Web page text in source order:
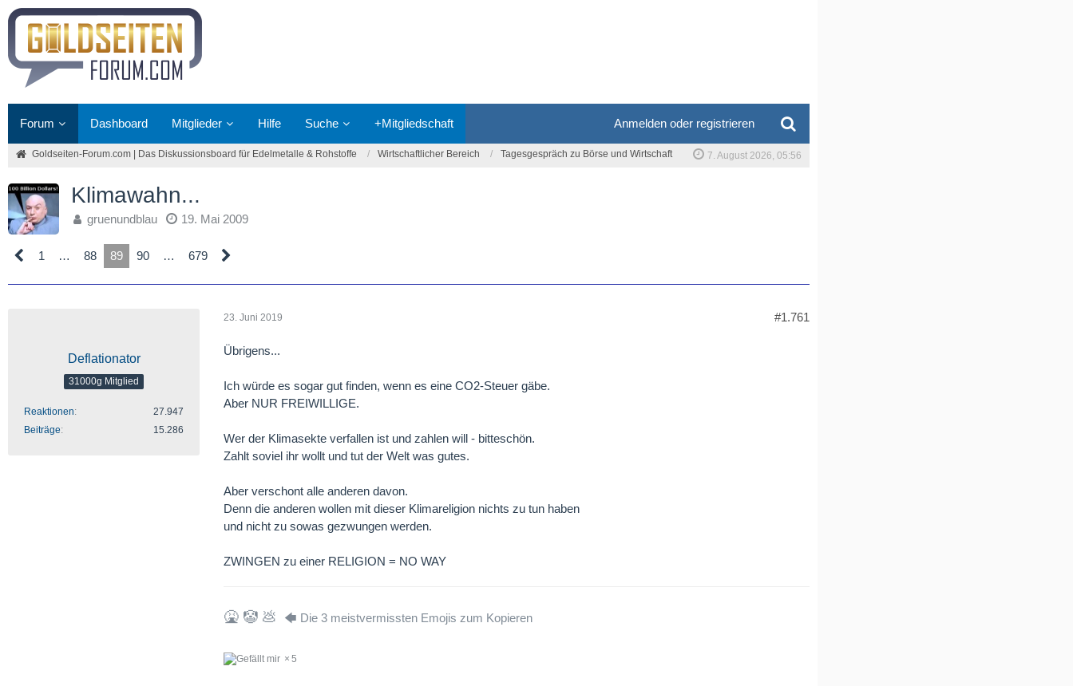
Forum Dashboard Mitglieder Hilfe Suche +Mitgliedschaft Anmelden oder registrieren
Goldseiten-Forum.com | Das Diskussionsboard für Edelmetalle & Rohstoffe Wirtschaftlicher Bereich Tagesgespräch zu Börse und Wirtschaft 7. August 2026, 05:56
Klimawahn...
gruenundblau 19. Mai 2009
1 … 88 89 90 … 679
Deflationator
31000g Mitglied
Reaktionen
27.947
Beiträge
15.286
23. Juni 2019 #1.761
Übrigens...
Ich würde es sogar gut finden, wenn es eine CO2-Steuer gäbe.
Aber NUR FREIWILLIGE.
Wer der Klimasekte verfallen ist und zahlen will - bitteschön.
Zahlt soviel ihr wollt und tut der Welt was gutes.
Aber verschont alle anderen davon.
Denn die anderen wollen mit dieser Klimareligion nichts zu tun haben
und nicht zu sowas gezwungen werden.
ZWINGEN zu einer RELIGION = NO WAY
🤮 🤡 💩 🡄 Die 3 meistvermissten Emojis zum Kopieren
5